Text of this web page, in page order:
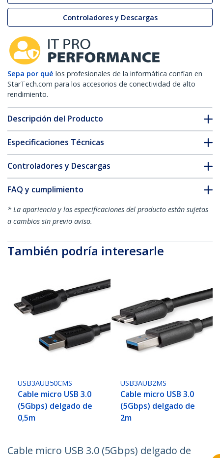
Controladores y Descargas
Sepa por qué los profesionales de la informática confían en
StarTech.com para los accesorios de conectividad de alto
rendimiento.
Descripción del Producto
Especificaciones Técnicas
Controladores y Descargas
FAQ y cumplimiento
* La apariencia y las especificaciones del producto están sujetas
a cambios sin previo aviso.
También podría interesarle
USB3AUB50CMS
Cable micro USB 3.0
(5Gbps) delgado de
0,5m
USB3AUB2MS
Cable micro USB 3.0
(5Gbps) delgado de
2m
Cable micro USB 3.0 (5Gbps) delgado de